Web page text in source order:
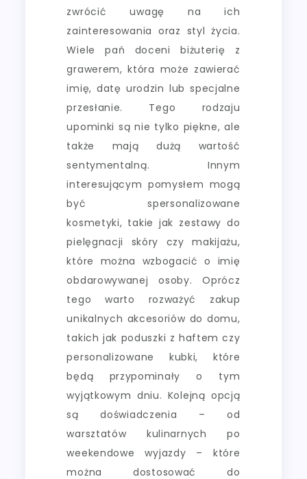
zwrócić uwagę na ich
zainteresowania oraz styl życia.
Wiele pań doceni biżuterię z
grawerem, która może zawierać
imię, datę urodzin lub specjalne
przesłanie. Tego rodzaju
upominki są nie tylko piękne, ale
także mają dużą wartość
sentymentalną. Innym
interesującym pomysłem mogą
być spersonalizowane
kosmetyki, takie jak zestawy do
pielęgnacji skóry czy makijażu,
które można wzbogacić o imię
obdarowywanej osoby. Oprócz
tego warto rozważyć zakup
unikalnych akcesoriów do domu,
takich jak poduszki z haftem czy
personalizowane kubki, które
będą przypominały o tym
wyjątkowym dniu. Kolejną opcją
są doświadczenia – od
warsztatów kulinarnych po
weekendowe wyjazdy – które
można dostosować do